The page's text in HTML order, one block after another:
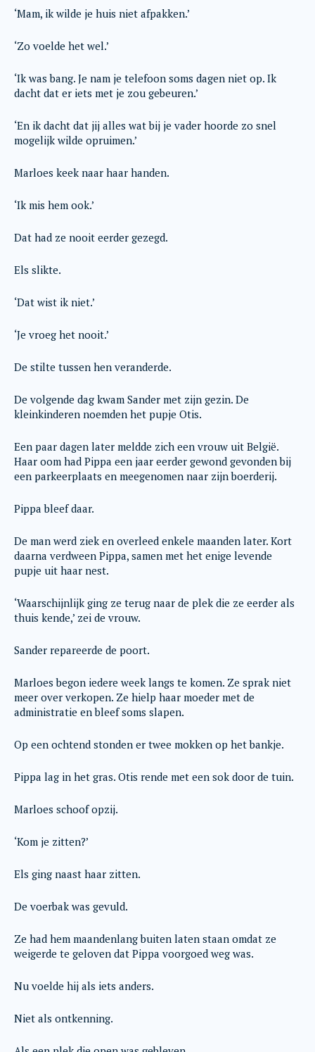
‘Mam, ik wilde je huis niet afpakken.’
‘Zo voelde het wel.’
‘Ik was bang. Je nam je telefoon soms dagen niet op. Ik
dacht dat er iets met je zou gebeuren.’
‘En ik dacht dat jij alles wat bij je vader hoorde zo snel
mogelijk wilde opruimen.’
Marloes keek naar haar handen.
‘Ik mis hem ook.’
Dat had ze nooit eerder gezegd.
Els slikte.
‘Dat wist ik niet.’
‘Je vroeg het nooit.’
De stilte tussen hen veranderde.
De volgende dag kwam Sander met zijn gezin. De
kleinkinderen noemden het pupje Otis.
Een paar dagen later meldde zich een vrouw uit België.
Haar oom had Pippa een jaar eerder gewond gevonden bij
een parkeerplaats en meegenomen naar zijn boerderij.
Pippa bleef daar.
De man werd ziek en overleed enkele maanden later. Kort
daarna verdween Pippa, samen met het enige levende
pupje uit haar nest.
‘Waarschijnlijk ging ze terug naar de plek die ze eerder als
thuis kende,’ zei de vrouw.
Sander repareerde de poort.
Marloes begon iedere week langs te komen. Ze sprak niet
meer over verkopen. Ze hielp haar moeder met de
administratie en bleef soms slapen.
Op een ochtend stonden er twee mokken op het bankje.
Pippa lag in het gras. Otis rende met een sok door de tuin.
Marloes schoof opzij.
‘Kom je zitten?’
Els ging naast haar zitten.
De voerbak was gevuld.
Ze had hem maandenlang buiten laten staan omdat ze
weigerde te geloven dat Pippa voorgoed weg was.
Nu voelde hij als iets anders.
Niet als ontkenning.